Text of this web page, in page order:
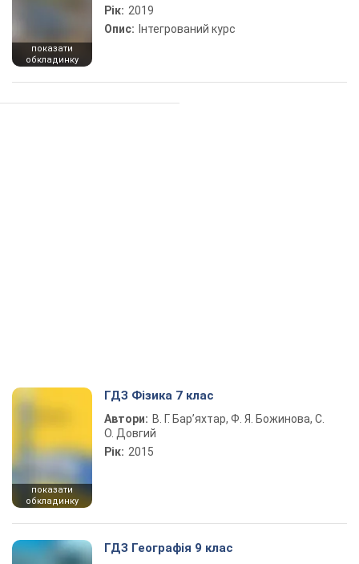
показати
обкладинку
Рік: 2019
Опис: Інтегрований курс
показати
обкладинку
ГДЗ Фізика 7 клас
Автори: В. Г. Бар’яхтар, Ф. Я. Божинова, С.
О. Довгий
Рік: 2015
ГДЗ Географія 9 клас